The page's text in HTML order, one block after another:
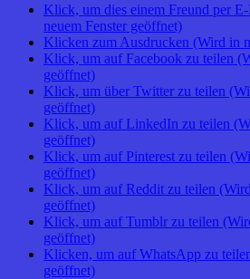
Klick, um dies einem Freund per
neuem Fenster geöffnet)
Klicken zum Ausdrucken (Wird in
Klick, um auf Facebook zu teilen
geöffnet)
Klick, um über Twitter zu teilen
geöffnet)
Klick, um auf LinkedIn zu teilen
geöffnet)
Klick, um auf Pinterest zu teilen
geöffnet)
Klick, um auf Reddit zu teilen
geöffnet)
Klick, um auf Tumblr zu teilen
geöffnet)
Klicken, um auf WhatsApp zu
geöffnet)